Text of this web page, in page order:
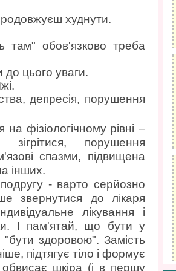
худнути.
там" обов'язково треба
до цього уваги.
депресія, порушення
фізіологічному рівні –
зігрітися, порушення
спазми, підвищена
інших.
- варто серйозно
звернутися до лікаря
лікування і
І пам'ятай, що бути у
здоровою". Замість
підтягує тіло і формує
шкіра (і в першу